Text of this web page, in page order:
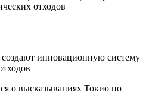
создают инновационную систему